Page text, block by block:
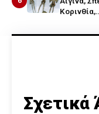
Σχετικά